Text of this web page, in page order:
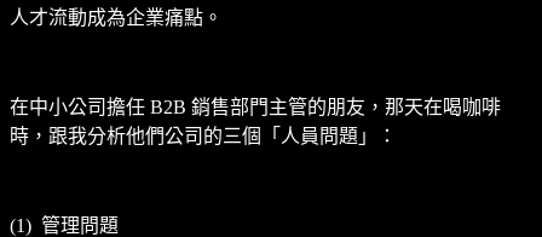
人才流動成為企業痛點。
在中小公司擔任 B2B 銷售部門主管的朋友，那天在喝咖啡
時，跟我分析他們公司的三個「人員問題」：
(1) 管理問題